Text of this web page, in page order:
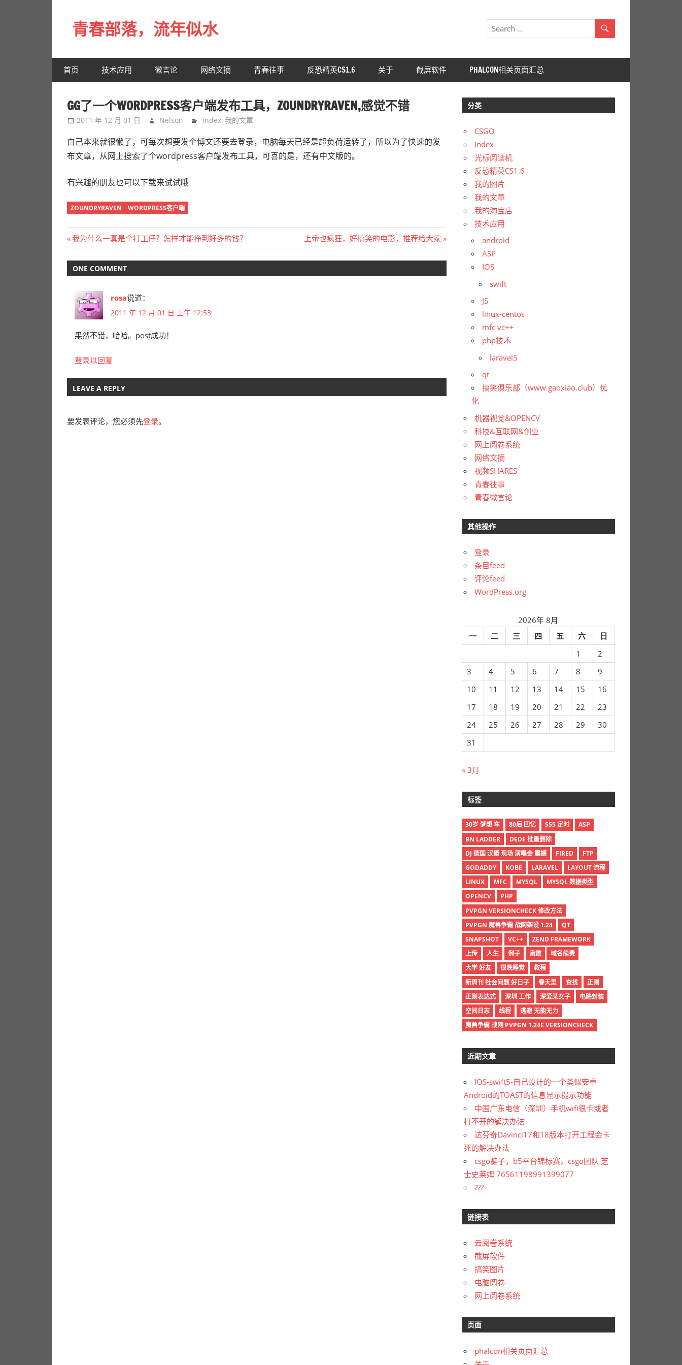
content青春部落，流年似水
春
是
一
场
远
行，
总
记
起
时
的
路。
首页 技术应用 微言论 网络文摘 青春往事 反恐精英CS1.6 关于 截屏软件 PHALCON相关页面汇总
GG了一个WORDPRESS客户端发布工具，ZOUNDRYRAVEN,感觉不错
2011 年 12 月 01 日 Nelson index, 我的文章
自己本来就很懒了，可每次想要发个博文还要去登录，电脑每天已经是超负荷运转了，所以为了快速的发
布文章，从网上搜索了个wordpress客户端发布工具，可喜的是，还有中文版的。
有兴趣的朋友也可以下载来试试哦
ZOUNDRYRAVEN WORDPRESS客户端
文
章
导
航
Previous
Post:
我为什么一真是个打工仔？怎样才能挣到好多的钱？
Next
Post:
上帝也疯狂，好搞笑的电影，推荐给大家
ONE COMMENT
rosa说道：
2011 年 12 月 01 日 上午 12:53
果然不错，哈哈。post成功！
登录以回复
LEAVE A REPLY
要发表评论，您必须先登录。
分类
CSGO
index
光标阅读机
反恐精英CS1.6
我的图片
我的文章
我的淘宝店
技术应用
android
ASP
IOS
swift
JS
linux-centos
mfc vc++
php技术
laravel5
qt
搞笑俱乐部（www.gaoxiao.club）优
化
机器视觉&OPENCV
科技&互联网&创业
网上阅卷系统
网络文摘
视频SHARES
青春往事
青春微言论
其他操作
登录
条目feed
评论feed
WordPress.org
2026年 8月
一
二 三 四 五 六
日
1
2
3
4 5 6 7 8
9
10
11 12 13 14 15
16
17
18 19 20 21 22
23
24
25 26 27 28 29
30
31
« 3月
标签
30岁 梦想 车 80后 回忆 555 定时
ASP
BN LADDER
DEDE 批量删除
DJ 德国 汉堡 现场 演唱会 震撼
FIRED
FTP
GODADDY
KOBE LARAVEL
LAYOUT 流程
LINUX
MFC MYSQL
MYSQL 数据类型
OPENCV
PHP
PVPGN VERSIONCHECK 修改方法
PVPGN 魔兽争霸 战网架设 1.24
QT
SNAPSHOT
VC++
ZEND FRAMEWORK
上传
人生 例子 函数
域名续费
大学 好友
很晚睡觉
教程
新周刊 社会问题 好日子
春天里 查找
正则
正则表达式
深圳 工作 深爱某女子
电路封装
空间日志
线程
逃避 无能无力
魔兽争霸 战网 PVPGN 1.24E VERSIONCHECK
近期文章
IOS-swift5-自己设计的一个类似安卓
Android的TOAST的信息显示提示功能
中国广东电信（深圳）手机wifi很卡或者
打不开的解决办法
达芬奇Davinci17和18版本打开工程会卡
死的解决办法
csgo骗子，b5平台锦标赛，csgo团队 芝
士史莱姆 76561198991399077
???
链接表
云阅卷系统
截屏软件
搞笑图片
电脑阅卷
网上阅卷系统
页面
phalcon相关页面汇总